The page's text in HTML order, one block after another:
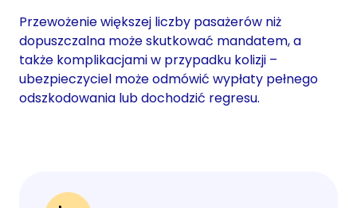
Przewożenie większej liczby pasażerów niż
dopuszczalna może skutkować mandatem, a
także komplikacjami w przypadku kolizji –
ubezpieczyciel może odmówić wypłaty pełnego
odszkodowania lub dochodzić regresu.